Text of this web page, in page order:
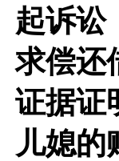
起诉讼
求偿还
证据证
儿媳的